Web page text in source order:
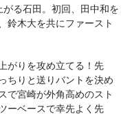
る石田。初回、田中和を
鈴木大を共にファースト
がりを攻め立てる！先
ちりと送りバントを決め
で宮崎が外角高めのスト
ーベースで幸先よく先